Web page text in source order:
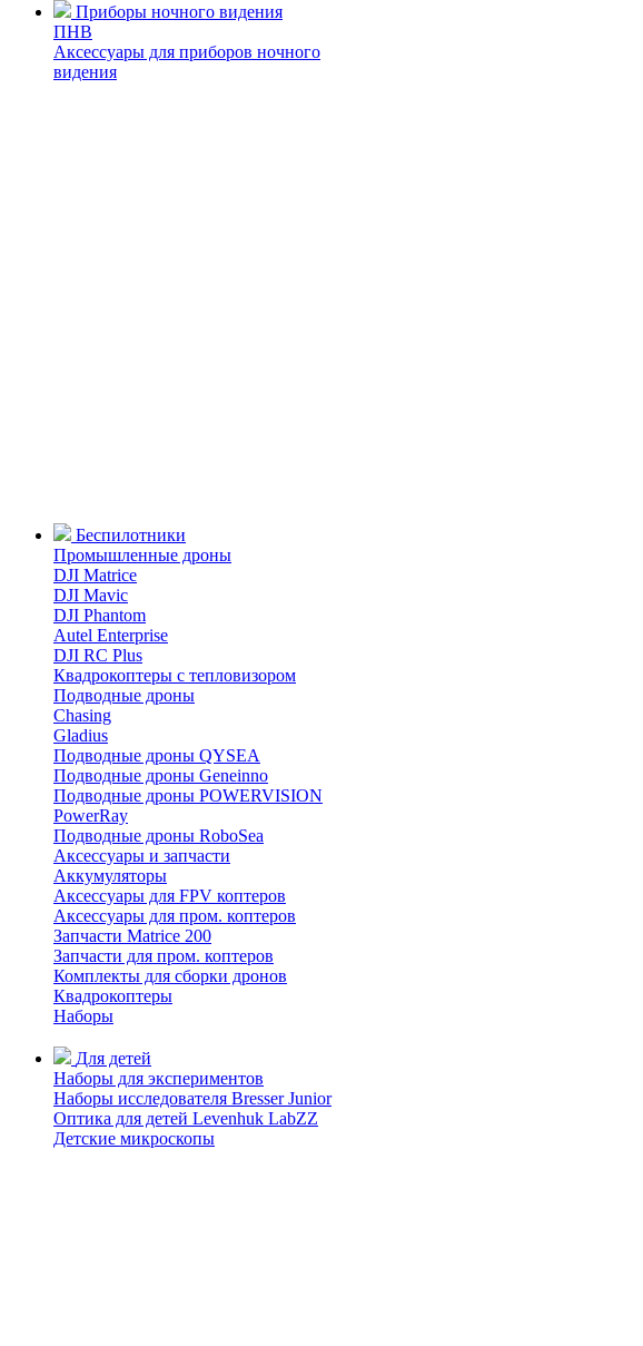
Приборы ночного видения
ПНВ
Аксессуары для приборов ночного
видения
Беспилотники
Промышленные дроны
DJI Matrice
DJI Mavic
DJI Phantom
Autel Enterprise
DJI RC Plus
Квадрокоптеры с тепловизором
Подводные дроны
Chasing
Gladius
Подводные дроны QYSEA
Подводные дроны Geneinno
Подводные дроны POWERVISION
PowerRay
Подводные дроны RoboSea
Аксессуары и запчасти
Аккумуляторы
Аксессуары для FPV коптеров
Аксессуары для пром. коптеров
Запчасти Matrice 200
Запчасти для пром. коптеров
Комплекты для сборки дронов
Квадрокоптеры
Наборы
Для детей
Наборы для экспериментов
Наборы исследователя Bresser Junior
Оптика для детей Levenhuk LabZZ
Детские микроскопы